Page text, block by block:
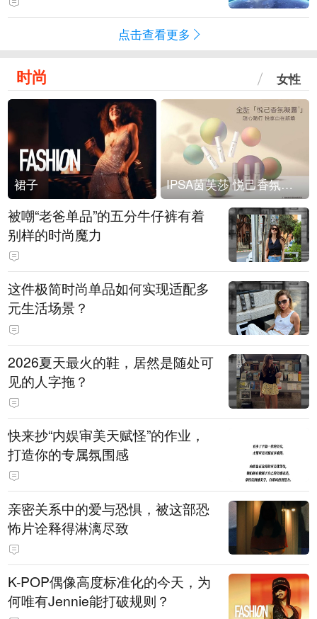
点击查看更多
时尚 女性
裙子 IPSA茵芙莎 悦己香氛凝露上市
被嘲“老爸单品”的五分牛仔裤有着
别样的时尚魔力
这件极简时尚单品如何实现适配多
元生活场景？
2026夏天最火的鞋，居然是随处可
见的人字拖？
快来抄“内娱审美天赋怪”的作业，
打造你的专属氛围感
亲密关系中的爱与恐惧，被这部恐
怖片诠释得淋漓尽致
K-POP偶像高度标准化的今天，为
何唯有Jennie能打破规则？